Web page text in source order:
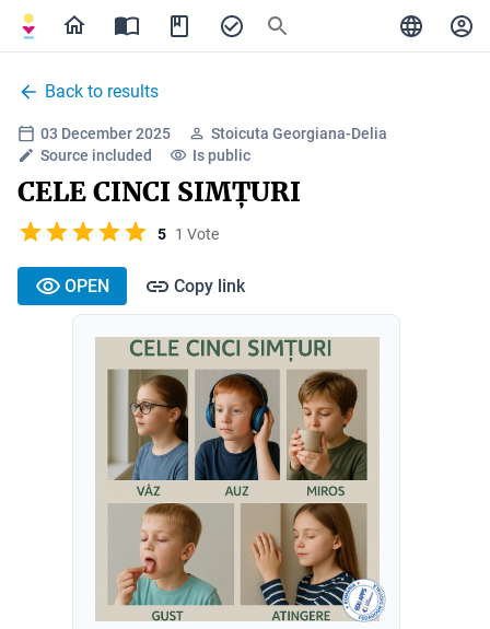
Back to results
03 December 2025
Stoicuta Georgiana-Delia
Source included
Is public
CELE CINCI SIMȚURI
5 1 Vote
OPEN Copy link